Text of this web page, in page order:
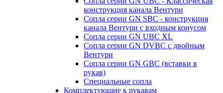
конструкция канала Вентури
Сопла серии GN SBC - конструкция
канала Вентури c входным конусом
Сопла серии GN UBC XL
Сопла серии GN DVBC с двойным
Вентури
Сопла серии GN GBC (вставки в
рукав)
Специальные сопла
Комплектующие к рукавам